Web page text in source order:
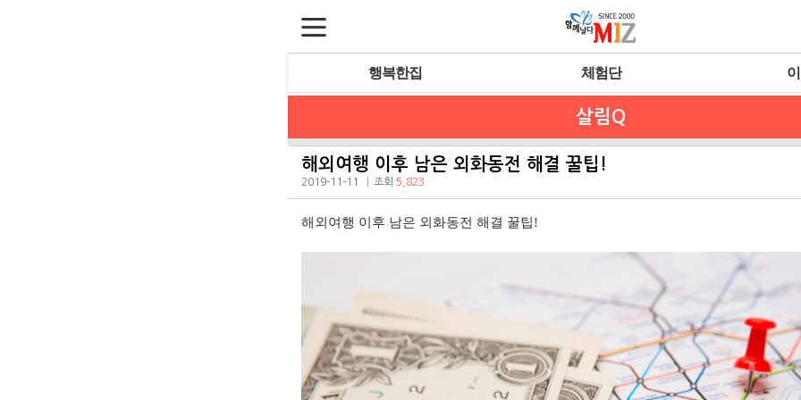
행복한집 체험단
살림Q
해외여행 이후 남은 외화동전 해결 꿀팁!
2019-11-11 조회 5,823
해외여행 이후 남은 외화동전 해결 꿀팁!